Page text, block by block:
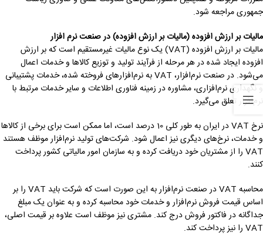
جمهوری مراجعه شود.
مالیات بر ارزش افزوده (مالیات بر ارزش افزوده) در صنعت نرم افزار
مالیات بر ارزش افزوده (VAT) یک نوع مالیات غیرمستقیم است که بر ارزش
افزوده ایجاد شده در هر مرحله از فرآیند تولید و توزیع کالاها و خدمات اعمال
می‌شود. در صنعت نرم‌افزار، VAT به نرم‌افزارهای فروخته شده، خدمات پشتیبانی
و نگهداری نرم‌افزاری، مشاوره در زمینه فناوری اطلاعات و سایر خدمات مرتبط با
نرم‌افزار تعلق می‌گیرد.
نرخ VAT در ایران به طور کلی 10 درصد است، اما ممکن است برای برخی از کالاها
و خدمات، نرخ‌های دیگری نیز اعمال شود. شرکت‌های تولید نرم‌افزار موظف هستند
VAT را از مشتریان خود دریافت کرده و به سازمان امور مالیاتی کشور پرداخت
کنند.
محاسبه VAT در صنعت نرم‌افزار به این صورت است که شرکت باید VAT را بر
اساس قیمت فروش نرم‌افزار و خدمات خود محاسبه کرده و به عنوان یک مبلغ
جداگانه در فاکتور فروش درج کند. مشتری نیز موظف است علاوه بر قیمت اصلی،
VAT را نیز پرداخت کند.